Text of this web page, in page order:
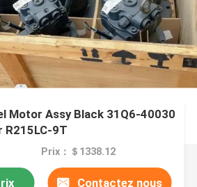
Motor Assy Black 31Q6-40030
R215LC-9T
Prix：＄1338.12
Contactez nous